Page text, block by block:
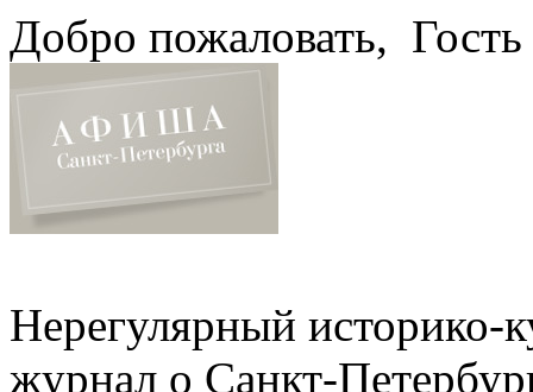
Добро пожаловать, Гость
Нерегулярный историко-
журнал о Санкт-